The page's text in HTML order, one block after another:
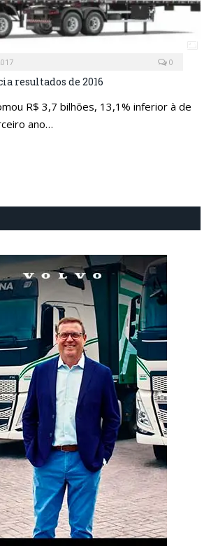
0
resultados de 2016
R$ 3,7 bilhões, 13,1% inferior à de
ano…